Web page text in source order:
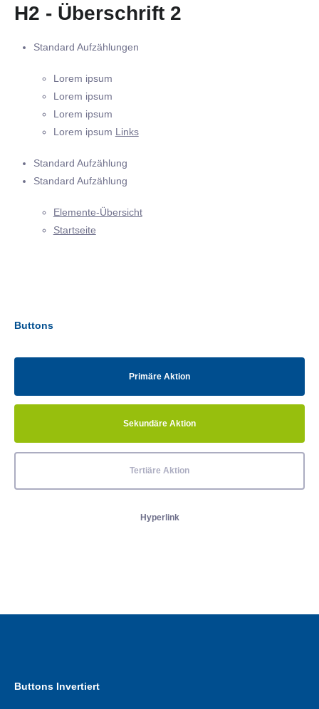
H2 - Überschrift 2
Standard Aufzählungen
Lorem ipsum
Lorem ipsum
Lorem ipsum
Lorem ipsum Links
Standard Aufzählung
Standard Aufzählung
Elemente-Übersicht
Startseite
Buttons
Primäre Aktion
Sekundäre Aktion
Tertiäre Aktion
Hyperlink
Buttons Invertiert